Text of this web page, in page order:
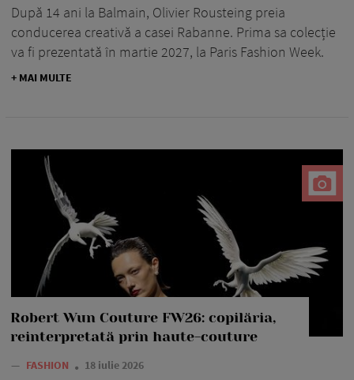
După 14 ani la Balmain, Olivier Rousteing preia
conducerea creativă a casei Rabanne. Prima sa colecție
va fi prezentată în martie 2027, la Paris Fashion Week.
+ MAI MULTE
Robert Wun Couture FW26: copilăria,
reinterpretată prin haute-couture
— FASHION 18 iulie 2026